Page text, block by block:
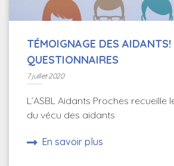
TÉMOIGNAGE DES
QUESTIONNAIRES
7 juillet 2020
L’ASBL Aidants Proches recueille
du vécu des aidants
En savoir plus